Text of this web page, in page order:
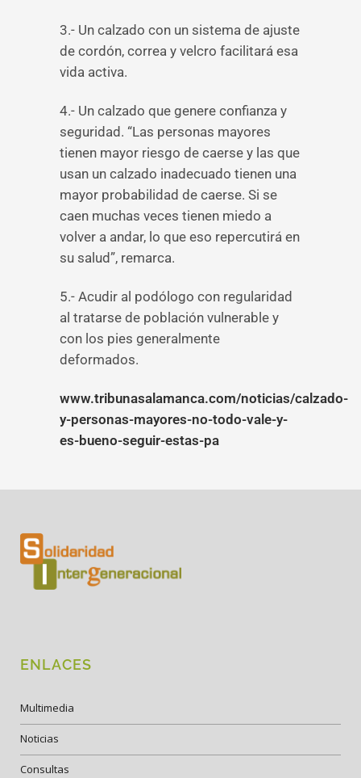
3.- Un calzado con un sistema de ajuste
de cordón, correa y velcro facilitará esa
vida activa.
4.- Un calzado que genere confianza y
seguridad. “Las personas mayores
tienen mayor riesgo de caerse y las que
usan un calzado inadecuado tienen una
mayor probabilidad de caerse. Si se
caen muchas veces tienen miedo a
volver a andar, lo que eso repercutirá en
su salud”, remarca.
5.- Acudir al podólogo con regularidad
al tratarse de población vulnerable y
con los pies generalmente
deformados.
www.tribunasalamanca.com/noticias/calzado-
y-personas-mayores-no-todo-vale-y-
es-bueno-seguir-estas-pa
ENLACES
Multimedia
Noticias
Consultas